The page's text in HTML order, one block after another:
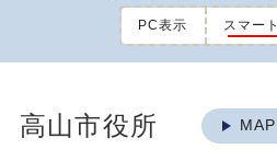
PC表示 スマー
高山市役所 MAP